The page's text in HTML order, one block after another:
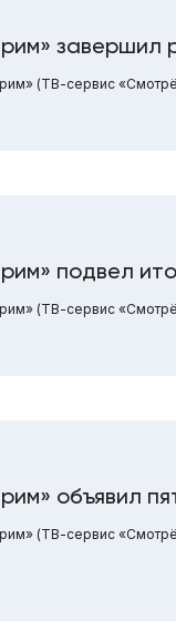
завершил
(ТВ-сервис
подвел
(ТВ-сервис
объявил
(ТВ-сервис